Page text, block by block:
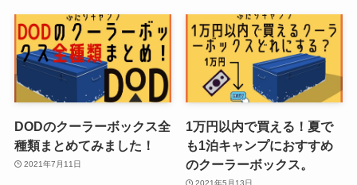
DODのクーラーボックス全
種類まとめてみました！
2021年7月11日
1万円以内で買える！夏で
も1泊キャンプにおすすめ
のクーラーボックス。
2021年5月13日